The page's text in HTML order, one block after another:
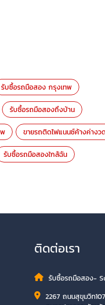
รับซื้อรถมือสอง กรุงเทพ
รับซื้อรถมือสองถึงบ้าน
ขายรถติดไฟแนนซ์ค้างค่างว
รับซื้อรถมือสองใกล้ฉัน
ติดต่อเรา
รับซื้อรถมือสอง-
2267 ถนนสุขุมวิท